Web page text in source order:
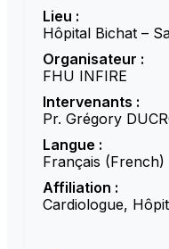
Lieu :
Hôpital Bichat –
Organisateur :
FHU INFIRE
Intervenants :
Pr. Grégory
Langue :
Français (French)
Affiliation :
Cardiologue,